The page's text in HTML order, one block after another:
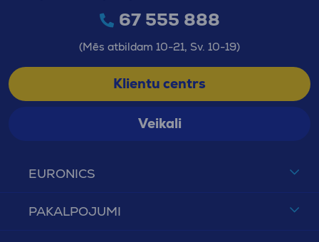
EURONICS
PAKALPOJUMI
67 555 888
(Mēs atbildam 10-21, Sv. 10-19)
Klientu centrs
Veikali